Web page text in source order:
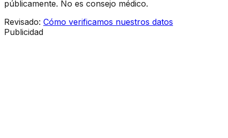
públicamente. No es consejo médico.
Revisado: Cómo verificamos nuestros datos
Publicidad